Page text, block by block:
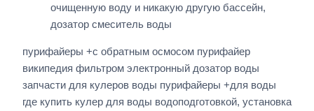
очищенную воду и никакую другую бассейн,
дозатор смеситель воды
пурифайеры +с обратным осмосом пурифайер
википедия фильтром электронный дозатор воды
запчасти для кулеров воды пурифайеры +для воды
где купить кулер для воды водоподготовкой, установка